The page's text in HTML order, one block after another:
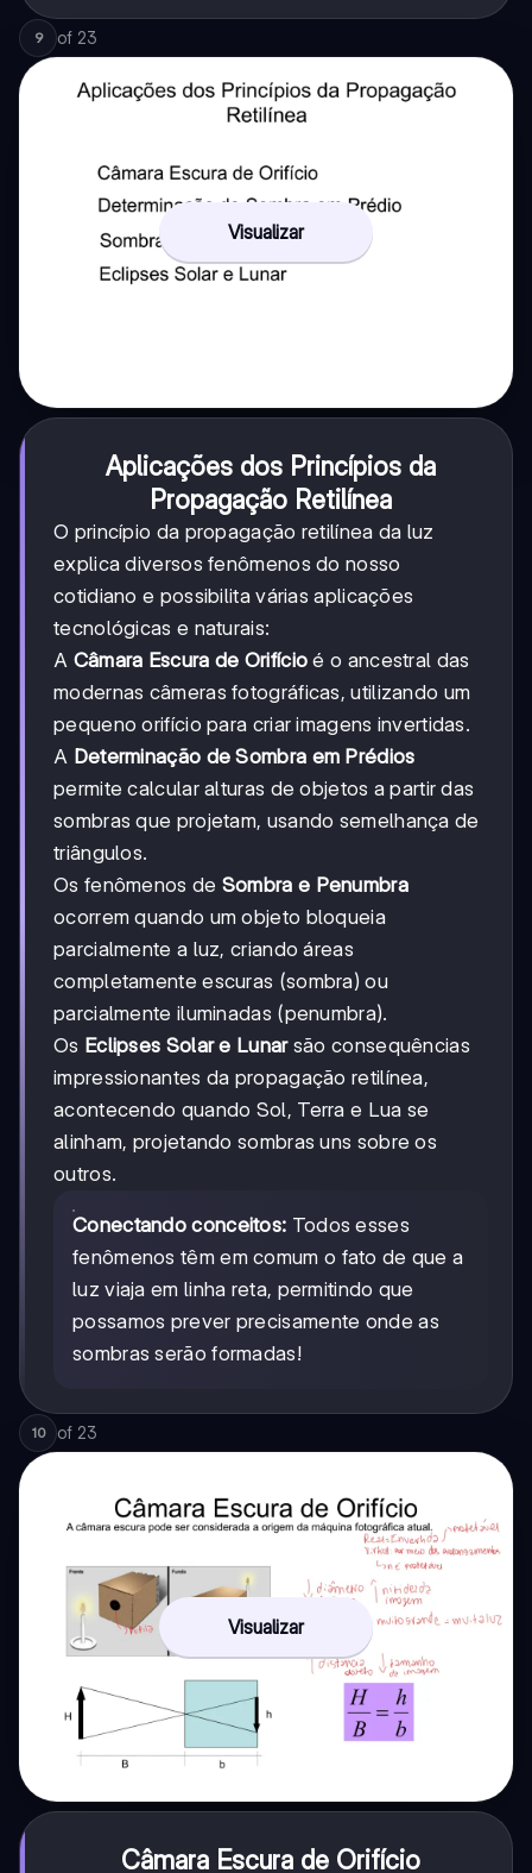
9 of 23
Visualizar
Aplicações dos Princípios da
Propagação Retilínea
O princípio da propagação retilínea da luz
explica diversos fenômenos do nosso
cotidiano e possibilita várias aplicações
tecnológicas e naturais:
A Câmara Escura de Orifício é o ancestral das
modernas câmeras fotográficas, utilizando um
pequeno orifício para criar imagens invertidas.
A Determinação de Sombra em Prédios
permite calcular alturas de objetos a partir das
sombras que projetam, usando semelhança de
triângulos.
Os fenômenos de Sombra e Penumbra
ocorrem quando um objeto bloqueia
parcialmente a luz, criando áreas
completamente escuras (sombra) ou
parcialmente iluminadas (penumbra).
Os Eclipses Solar e Lunarsão consequências
impressionantes da propagação retilínea,
acontecendo quando Sol, Terra e Lua se
alinham, projetando sombras uns sobre os
outros.
Conectando conceitos: Todos esses
fenômenos têm em comum o fato de que a
luz viaja em linha reta, permitindo que
possamos prever precisamente onde as
sombras serão formadas!
10 of 23
Visualizar
Câmara Escura de Orifício